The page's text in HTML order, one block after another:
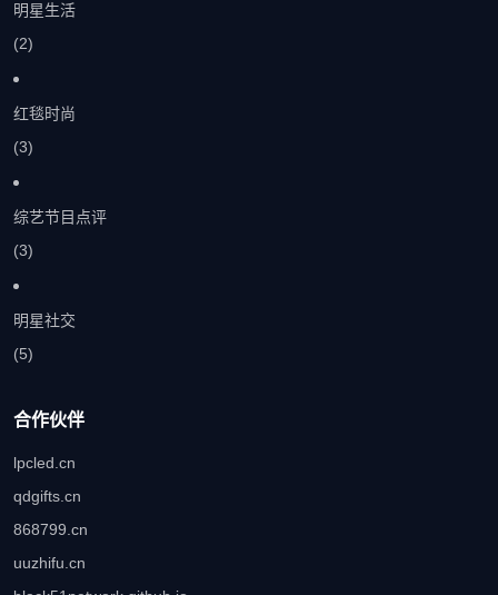
明星生活
(2)
红毯时尚
(3)
综艺节目点评
(3)
明星社交
(5)
合作伙伴
lpcled.cn
qdgifts.cn
868799.cn
uuzhifu.cn